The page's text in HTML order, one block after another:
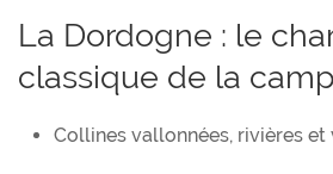
La Dordogne : le
classique de la
Collines vallonnées, rivières